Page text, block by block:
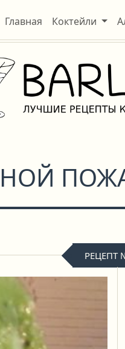
Главная Коктейли
РЕЦЕПТ